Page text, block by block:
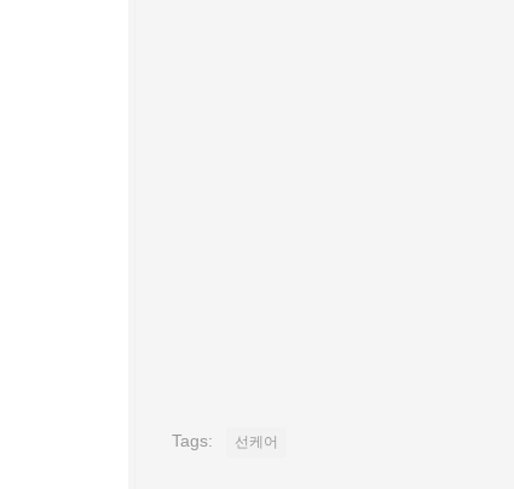
Tags: 선케어